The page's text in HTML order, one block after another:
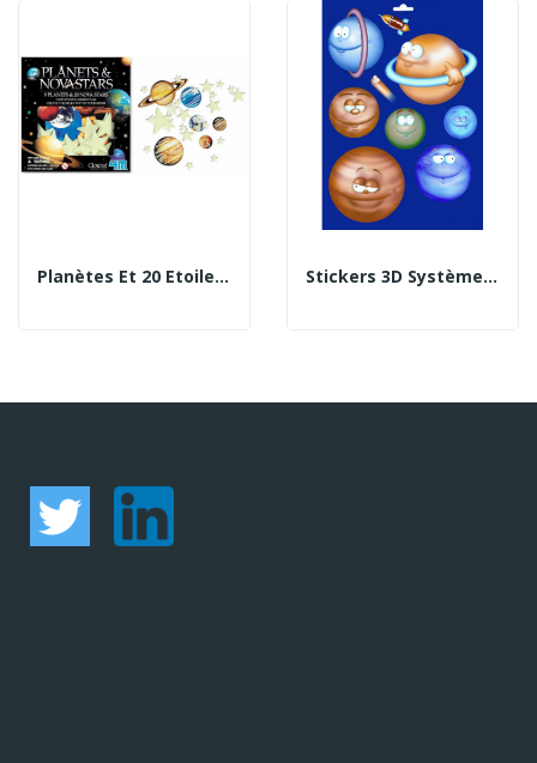
Planètes Et 20 Etoiles Phosphorescentes Stickers 3D Système Solaire Phosphorescents...